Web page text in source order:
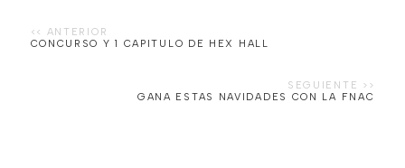
CONCURSO Y 1 CAPITULO DE HEX HALL
GANA ESTAS NAVIDADES CON LA FNAC